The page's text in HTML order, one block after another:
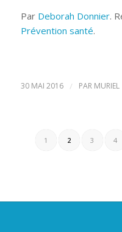
Par Deborah Donnier.
Prévention santé.
30 MAI 2016 / PAR MURIEL
1 2 3 4